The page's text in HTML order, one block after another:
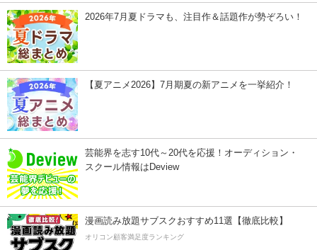
2026年7月夏ドラマも、注目作＆話題作が勢ぞろい！
【夏アニメ2026】7月期夏の新アニメを一挙紹介！
芸能界を志す10代～20代を応援！オーディション・
スクール情報はDeview
漫画読み放題サブスクおすすめ11選【徹底比較】
オリコン顧客満足度ランキング